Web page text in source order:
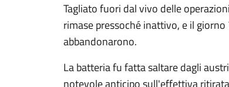
Tagliato fuori dal vivo delle
rimase pressoché inattivo, e il
abbandonarono.
La batteria fu fatta saltare dagli
notevole anticipo sull'effettiva